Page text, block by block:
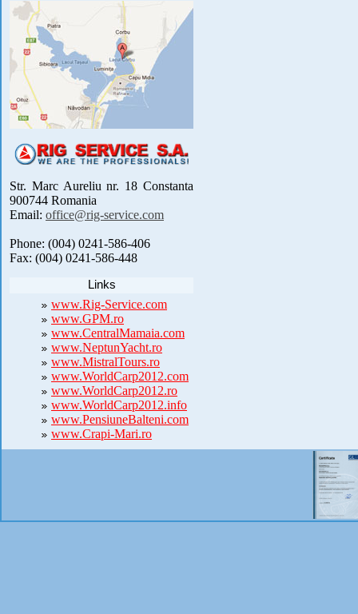
Str. Marc Aureliu nr. 18 Constanta
900744 Romania
Email: office@rig-service.com
Phone: (004) 0241-586-406
Fax: (004) 0241-586-448
Links
www.Rig-Service.com
www.GPM.ro
www.CentralMamaia.com
www.NeptunYacht.ro
www.MistralTours.ro
www.WorldCarp2012.com
www.WorldCarp2012.ro
www.WorldCarp2012.info
www.PensiuneBalteni.com
www.Crapi-Mari.ro